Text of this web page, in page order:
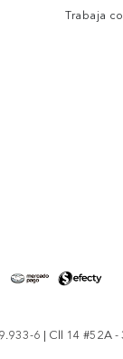
Trabaja
6 | Cll 14 #52A